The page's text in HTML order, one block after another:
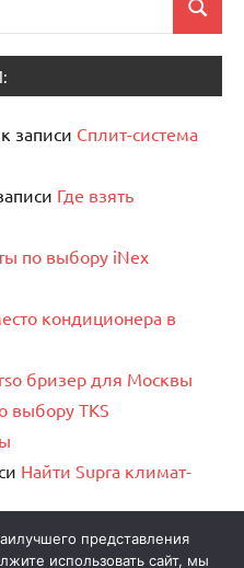
Поиск
к записи Сплит-система
Где взять
по выбору iNex
кондиционера в
бризер для Москвы
выбору TKS
Найти Supra климат-
CL кондиционер в
представления
использовать сайт, мы